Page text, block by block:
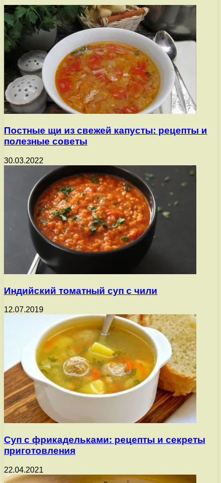
Постные щи из свежей капусты: рецепты и
полезные советы
30.03.2022
Индийский томатный суп с чили
12.07.2019
Суп с фрикадельками: рецепты и секреты
приготовления
22.04.2021